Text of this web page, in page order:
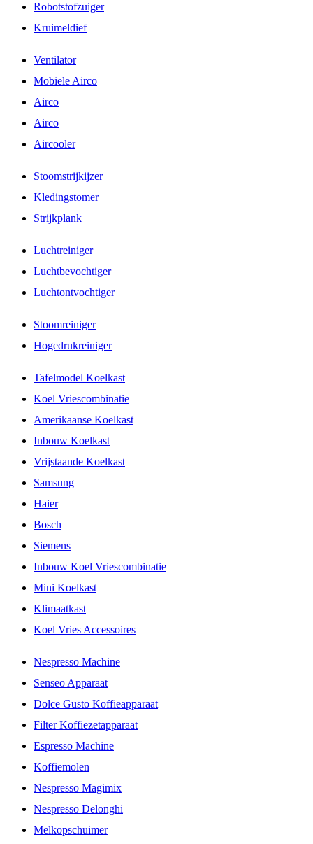
Robotstofzuiger
Kruimeldief
Ventilator
Mobiele Airco
Airco
Airco
Aircooler
Stoomstrijkijzer
Kledingstomer
Strijkplank
Luchtreiniger
Luchtbevochtiger
Luchtontvochtiger
Stoomreiniger
Hogedrukreiniger
Tafelmodel Koelkast
Koel Vriescombinatie
Amerikaanse Koelkast
Inbouw Koelkast
Vrijstaande Koelkast
Samsung
Haier
Bosch
Siemens
Inbouw Koel Vriescombinatie
Mini Koelkast
Klimaatkast
Koel Vries Accessoires
Nespresso Machine
Senseo Apparaat
Dolce Gusto Koffieapparaat
Filter Koffiezetapparaat
Espresso Machine
Koffiemolen
Nespresso Magimix
Nespresso Delonghi
Melkopschuimer